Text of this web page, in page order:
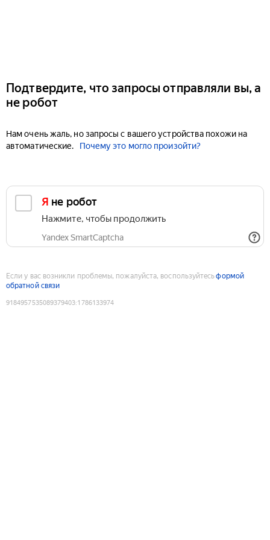
Подтвердите, что запросы отправляли вы, а
не робот
Нам очень жаль, но запросы с вашего устройства похожи на
автоматические.
Почему это могло произойти?
Я не робот
Нажмите, чтобы продолжить
Yandex SmartCaptcha
Если у вас возникли проблемы, пожалуйста, воспользуйтесьформой
обратной связи
9184957535089379403:1786133974